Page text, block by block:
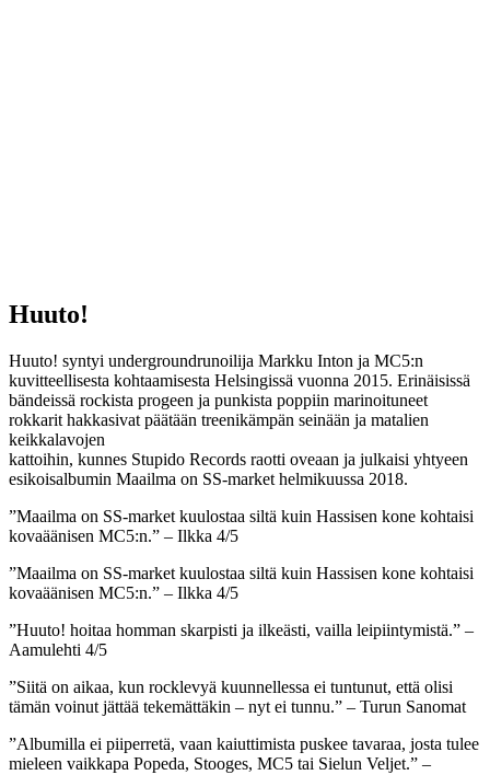
Huuto!
Huuto! syntyi undergroundrunoilija Markku Inton ja MC5:n
kuvitteellisesta kohtaamisesta Helsingissä vuonna 2015. Erinäisissä
bändeissä rockista progeen ja punkista poppiin marinoituneet
rokkarit hakkasivat päätään treenikämpän seinään ja matalien
keikkalavojen
kattoihin, kunnes Stupido Records raotti oveaan ja julkaisi yhtyeen
esikoisalbumin Maailma on SS-market helmikuussa 2018.
”Maailma on SS-market kuulostaa siltä kuin Hassisen kone kohtaisi
kovaäänisen MC5:n.” – Ilkka 4/5
”Maailma on SS-market kuulostaa siltä kuin Hassisen kone kohtaisi
kovaäänisen MC5:n.” – Ilkka 4/5
”Huuto! hoitaa homman skarpisti ja ilkeästi, vailla leipiintymistä.” –
Aamulehti 4/5
”Siitä on aikaa, kun rocklevyä kuunnellessa ei tuntunut, että olisi
tämän voinut jättää tekemättäkin – nyt ei tunnu.” – Turun Sanomat
”Albumilla ei piiperretä, vaan kaiuttimista puskee tavaraa, josta tulee
mieleen vaikkapa Popeda, Stooges, MC5 tai Sielun Veljet.” –